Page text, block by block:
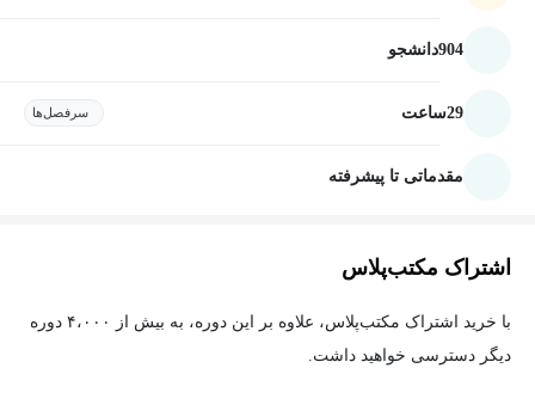
904دانشجو
29ساعت سرفصل‌ها
مقدماتی تا پیشرفته
اشتراک مکتب‌پلاس
با خرید اشتراک مکتب‌پلاس، علاوه بر این دوره، به بیش از ۴،۰۰۰ دوره
دیگر دسترسی خواهید داشت.